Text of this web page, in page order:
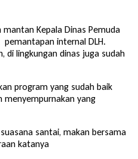
Kepala Dinas Pemuda
internal DLH.
di lingkungan dinas juga sudah
program yang sudah baik
menyempurnakan yang
santai, makan bersama
katanya